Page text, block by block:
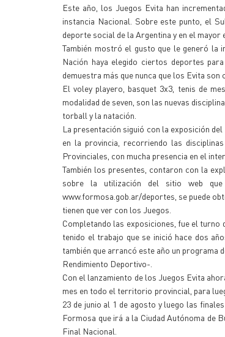
Este año, los Juegos Evita han
instancia Nacional. Sobre este punto, el
deporte social de la Argentina y en el
También mostró el gusto que le generó la
Nación haya elegido ciertos deportes
demuestra más que nunca que los Evita
El voley playero, basquet 3x3, tenis de
modalidad de seven, son las nuevas
torball y la natación.
La presentación siguió con la exposición
en la provincia, recorriendo las
Provinciales, con mucha presencia en el
También los presentes, contaron con la
sobre la utilización del sitio web
www.formosa.gob.ar/deportes, se puede
tienen que ver con los Juegos.
Completando las exposiciones, fue el
tenido el trabajo que se inició hace dos
también que arrancó este año un programa
Rendimiento Deportivo-.
Con el lanzamiento de los Juegos Evita
mes en todo el territorio provincial, para
23 de junio al 1 de agosto y luego las
Formosa que irá a la Ciudad Autónoma de
Final Nacional.